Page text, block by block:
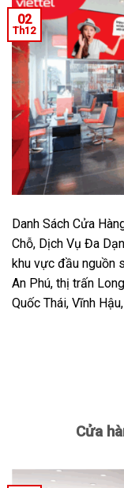
02
Th12
Danh Sách Cửa
Chỗ, Dịch Vụ Đa
khu vực đầu nguồn
An Phú, thị trấn
Quốc Thái, Vĩnh
Cửa